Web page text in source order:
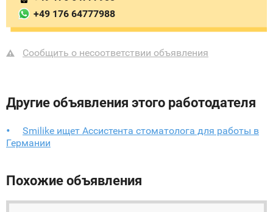
+49 176 64777988
Сообщить о несоответствии объявления
Другие объявления этого работодателя
Smilike ищет Ассистента стоматолога для работы в
Германии
Похожие объявления